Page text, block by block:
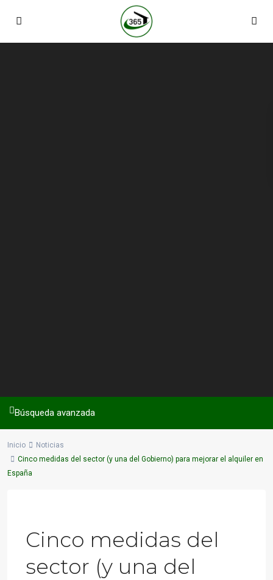
Búsqueda avanzada
Inicio
Noticias
Cinco medidas del sector (y una del Gobierno) para mejorar el alquiler en
España
Cinco medidas del
sector (y una del